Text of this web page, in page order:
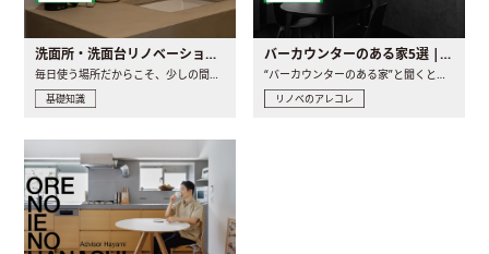
洗面所・洗面台リノベーションの事例と間取りアイデア
毎日使う場所だからこそ、少しの間取りの工夫や素材の選び方で..
基礎知識
バーカウンターのある家5選 | 日常に馴染む“距離の近い”キッチンとは
“バーカウンターのある家”と聞くと、少し特別な、大人のための..
リノベのアレコレ